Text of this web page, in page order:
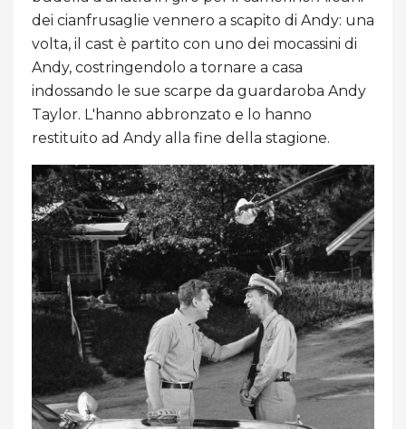
dei cianfrusaglie vennero a scapito di Andy: una
volta, il cast è partito con uno dei mocassini di
Andy, costringendolo a tornare a casa
indossando le sue scarpe da guardaroba Andy
Taylor. L'hanno abbronzato e lo hanno
restituito ad Andy alla fine della stagione.